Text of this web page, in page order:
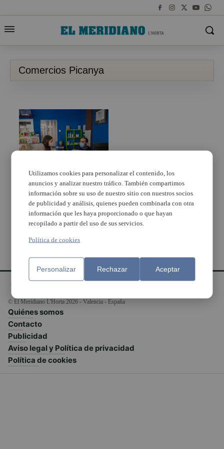
Comercios Picanya
Los comercios de
Picanya se lanzan a la
digitalización
© El Meridiano L'Horta 2026 - Valencia - España
Quiénes somos
Contacto
Publicidad
Aviso legal y Política de privacidad
Política de cookies
Utilizamos cookies para personalizar el contenido, los
anuncios y analizar nuestro tráfico. También compartimos
información sobre su uso de nuestro sitio con nuestros socios
de publicidad y análisis, quienes pueden combinarla con otra
información que les haya proporcionado o que hayan
recopilado a partir del uso de sus servicios.
Política de cookies
Personalizar Rechazar Aceptar